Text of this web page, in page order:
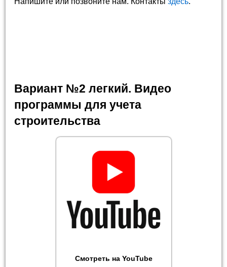
Вариант №2 легкий. Видео
программы для учета
строительства
Смотреть на YouTube